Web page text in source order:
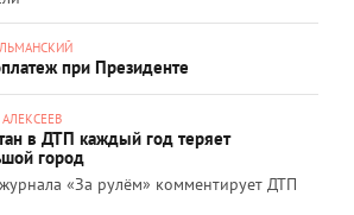
при Президенте
в ДТП каждый год теряет
город
«За рулём» комментирует ДТП